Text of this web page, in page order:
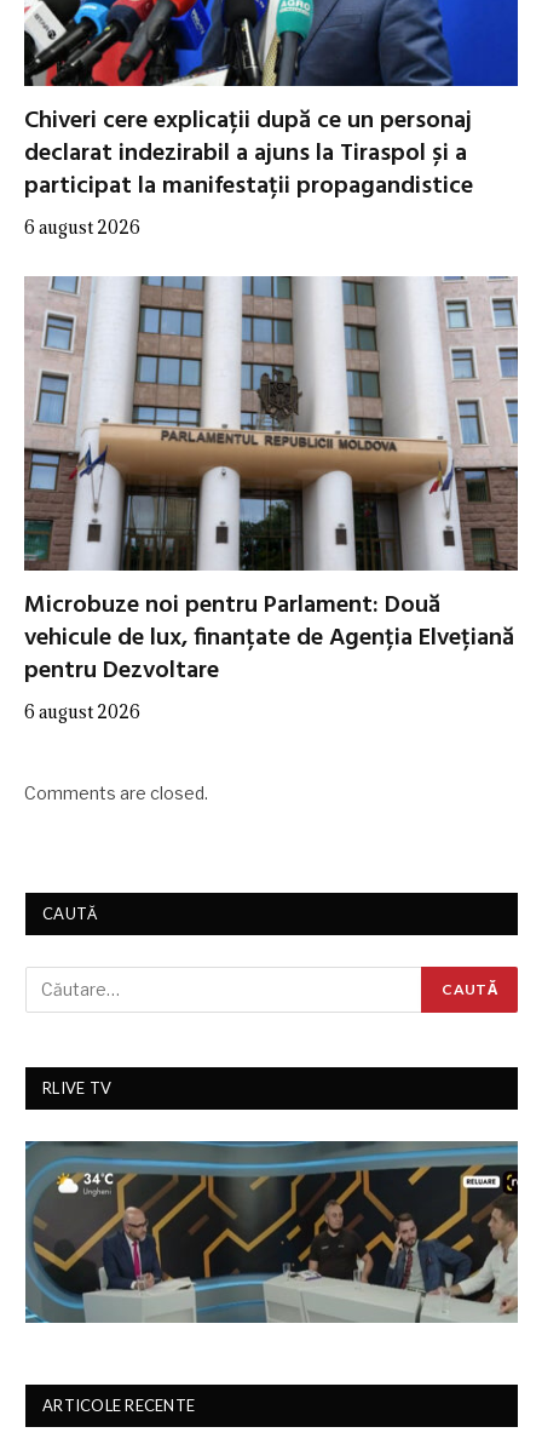
Chiveri cere explicații după ce un personaj
declarat indezirabil a ajuns la Tiraspol și a
participat la manifestații propagandistice
6 august 2026
Microbuze noi pentru Parlament: Două
vehicule de lux, finanțate de Agenția Elvețiană
pentru Dezvoltare
6 august 2026
Comments are closed.
CAUTĂ
RLIVE TV
ARTICOLE RECENTE